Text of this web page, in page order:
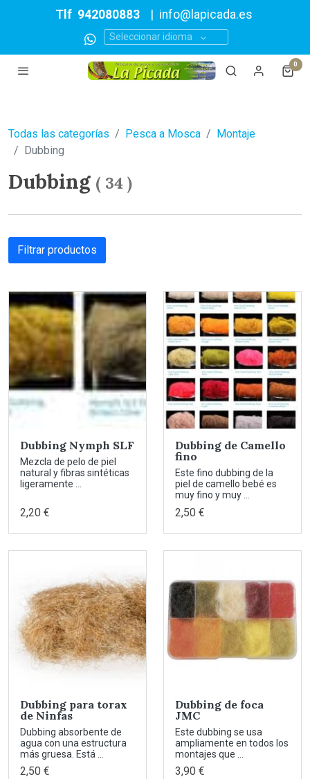
Tlf 942080883 info@lapicada.es
Seleccionar idioma
0
Todas las categorías Pesca a Mosca
Montaje
Dubbing
Dubbing ( 34 )
Filtrar productos
Dubbing Nymph SLF
Mezcla de pelo de piel
natural y fibras sintéticas
ligeramente ...
2,20 €
Dubbing de Camello
fino
Este fino dubbing de la
piel de camello bebé es
muy fino y muy ...
2,50 €
Dubbing para torax
de Ninfas
Dubbing absorbente de
agua con una estructura
más gruesa. Está ...
2,50 €
Dubbing de foca
JMC
Este dubbing se usa
ampliamente en todos los
montajes que ...
3,90 €